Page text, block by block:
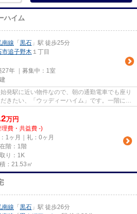
ハイム
南線 「 黒石 」駅 徒歩25分
市追子野木 １丁目
年 ｜募集中： 1室
発駅に近い物件なので、朝の通勤電車でも座り
きたい、「ウッディーハイム」です。一階にあ
万円
理費・共益費 -)
1ヶ月｜礼：0ヶ月
階：1階
り：1K
：21.53㎡
南線 「 黒石 」駅 徒歩26分